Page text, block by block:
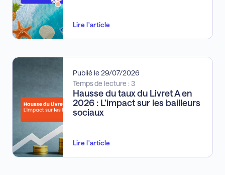
Lire l'article
Publié le 29/07/2026
Temps de lecture : 3
Hausse du taux du Livret A en
2026 : L’impact sur les bailleurs
sociaux
Lire l'article